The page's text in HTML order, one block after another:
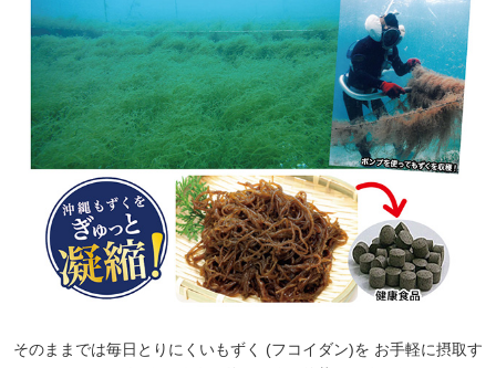
そのままでは毎日とりにくいもずく (フコイダン)を お手軽に摂取す